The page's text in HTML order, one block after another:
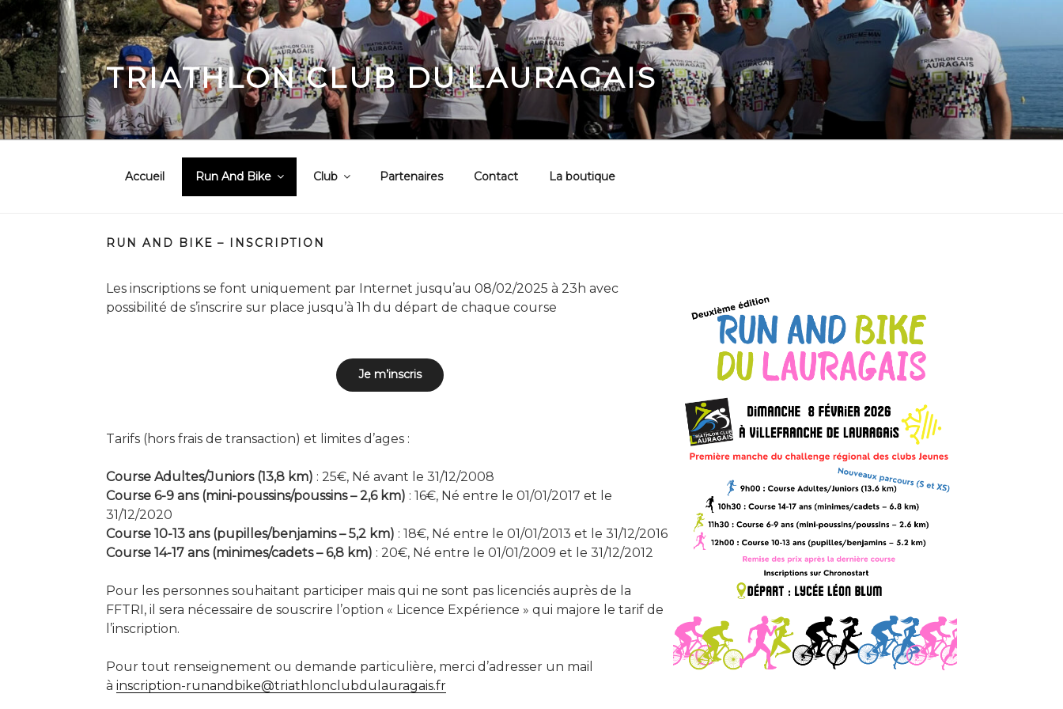
Aller
au
contenu
principal
TRIATHLON CLUB DU LAURAGAIS
Accueil Run And Bike Club Partenaires Contact La boutique
RUN AND BIKE – INSCRIPTION
Les inscriptions se font uniquement par Internet jusqu’au 08/02/2025 à 23h avec
possibilité de s’inscrire sur place jusqu’à 1h du départ de chaque course
Je m’inscris
Tarifs (hors frais de transaction) et limites d’ages :
Course Adultes/Juniors (13,8 km) : 25€, Né avant le 31/12/2008
Course 6-9 ans (mini-poussins/poussins – 2,6 km) : 16€, Né entre le 01/01/2017 et le
31/12/2020
Course 10-13 ans (pupilles/benjamins – 5,2 km) : 18€, Né entre le 01/01/2013 et le 31/12/2016
Course 14-17 ans (minimes/cadets – 6,8 km) : 20€, Né entre le 01/01/2009 et le 31/12/2012
Pour les personnes souhaitant participer mais qui ne sont pas licenciés auprès de la
FFTRI, il sera nécessaire de souscrire l’option « Licence Expérience » qui majore le tarif de
l’inscription.
Pour tout renseignement ou demande particulière, merci d’adresser un mail
à inscription-runandbike@triathlonclubdulauragais.fr